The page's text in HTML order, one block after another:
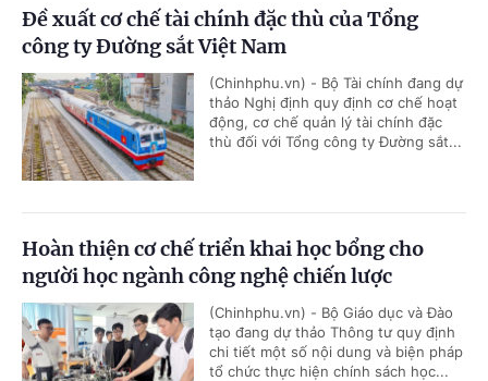
Đề xuất cơ chế tài chính đặc thù của Tổng
công ty Đường sắt Việt Nam
(Chinhphu.vn) - Bộ Tài chính đang dự
thảo Nghị định quy định cơ chế hoạt
động, cơ chế quản lý tài chính đặc
thù đối với Tổng công ty Đường sắt...
Hoàn thiện cơ chế triển khai học bổng cho
người học ngành công nghệ chiến lược
(Chinhphu.vn) - Bộ Giáo dục và Đào
tạo đang dự thảo Thông tư quy định
chi tiết một số nội dung và biện pháp
tổ chức thực hiện chính sách học...